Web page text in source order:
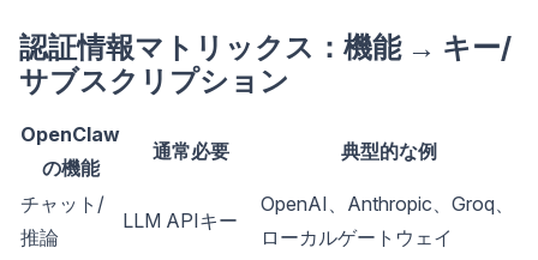
認証情報マトリックス：機能 → キー/
サブスクリプション
OpenClaw
の機能
通常必要 典型的な例
チャット/
推論
LLM APIキー
OpenAI、Anthropic、Groq、
ローカルゲートウェイ